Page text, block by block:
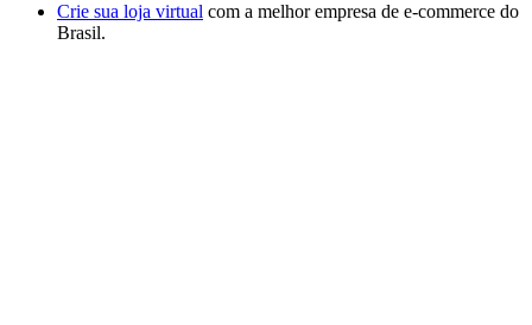
Crie sua loja virtual com a melhor empresa de e-commerce do
Brasil.